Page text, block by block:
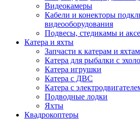
Видеокамеры
Кабели и конекторы
видеооборудования
Подвесы, стедикамы и
Катера и яхты
Запчасти к катерам и яхтам
Катера для рыбалки с
Катера игрушки
Катера с ДВС
Катера с
Подводные лодки
Яхты
Квадрокоптеры